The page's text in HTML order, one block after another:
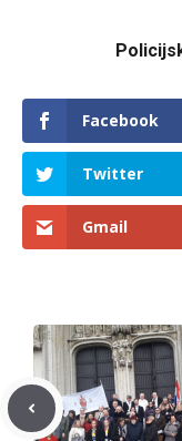
Facebook
Twitter
Gmail